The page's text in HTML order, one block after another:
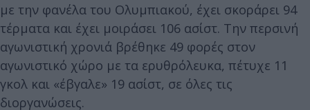
με την φανέλα του Ολυμπιακού, έχει σκοράρει 94
τέρματα και έχει μοιράσει 106 ασίστ. Την περσινή
αγωνιστική χρονιά βρέθηκε 49 φορές στον
αγωνιστικό χώρο με τα ερυθρόλευκα, πέτυχε 11
γκολ και «έβγαλε» 19 ασίστ, σε όλες τις
διοργανώσεις.